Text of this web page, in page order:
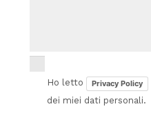
Ho letto Privacy Policy
dei miei dati personali.